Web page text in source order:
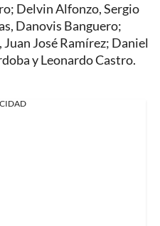
Delvin Alfonzo, Sergio
Danovis Banguero;
José Ramírez; Daniel
y Leonardo Castro.